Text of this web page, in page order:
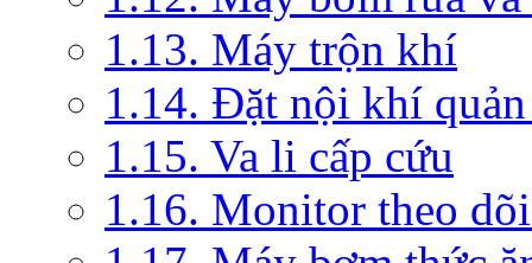
1.13. Máy trộn khí
1.14. Đặt nội khí
1.15. Va li cấp cứu
1.16. Monitor theo